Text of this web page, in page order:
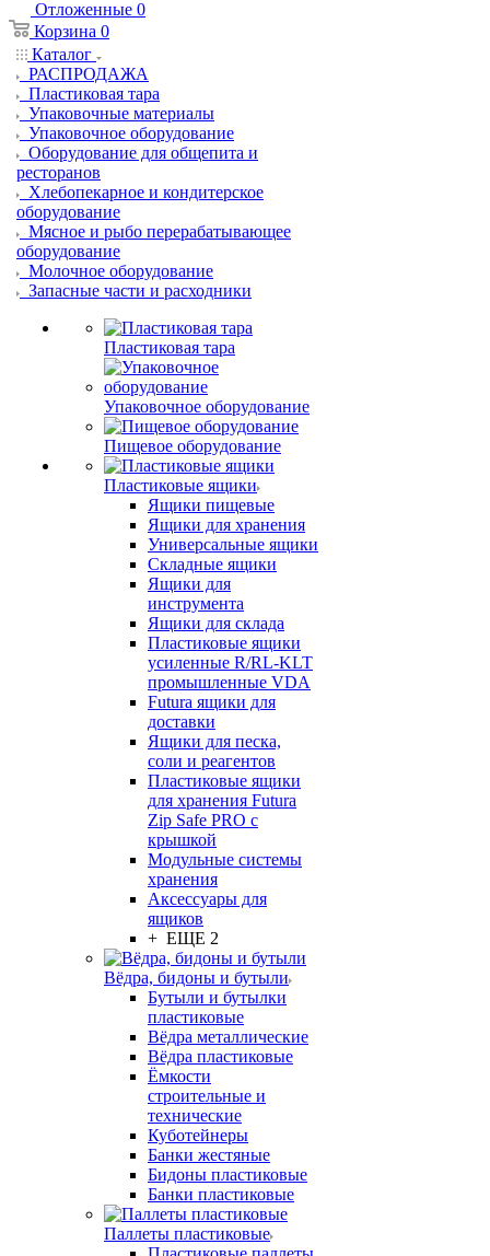
Отложенные 0
Корзина 0
Каталог
РАСПРОДАЖА
Пластиковая тара
Упаковочные материалы
Упаковочное оборудование
Оборудование для общепита и
ресторанов
Хлебопекарное и кондитерское
оборудование
Мясное и рыбо перерабатывающее
оборудование
Молочное оборудование
Запасные части и расходники
Пластиковая тара
Упаковочное оборудование
Пищевое оборудование
Пластиковые ящики
Ящики пищевые
Ящики для хранения
Универсальные ящики
Складные ящики
Ящики для
инструмента
Ящики для склада
Пластиковые ящики
усиленные R/RL-KLT
промышленные VDA
Futura ящики для
доставки
Ящики для песка,
соли и реагентов
Пластиковые ящики
для хранения Futura
Zip Safe PRO с
крышкой
Модульные системы
хранения
Аксессуары для
ящиков
+ ЕЩЕ 2
Вёдра, бидоны и бутыли
Бутыли и бутылки
пластиковые
Вёдра металлические
Вёдра пластиковые
Ёмкости
строительные и
технические
Куботейнеры
Банки жестяные
Бидоны пластиковые
Банки пластиковые
Паллеты пластиковые